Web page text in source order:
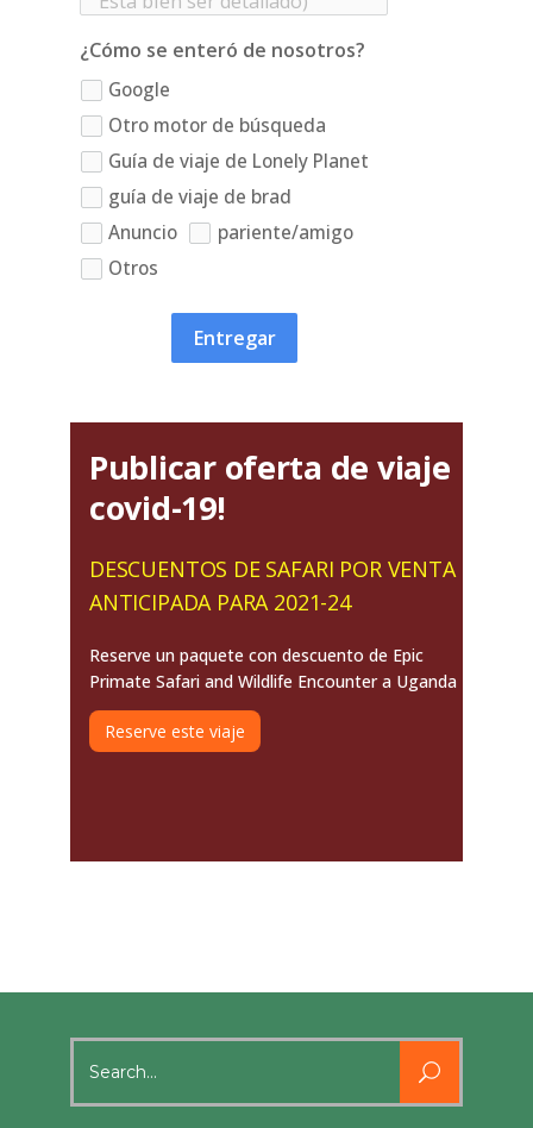
¿Cómo se enteró de nosotros?
Google
Otro motor de búsqueda
Guía de viaje de Lonely Planet
guía de viaje de brad
Anuncio
pariente/amigo
Otros
Entregar
Publicar oferta de viaje
covid-19!
DESCUENTOS DE SAFARI POR VENTA
ANTICIPADA PARA 2021-24
Reserve un paquete con descuento de Epic
Primate Safari and Wildlife Encounter a Uganda
Reserve este viaje
for: